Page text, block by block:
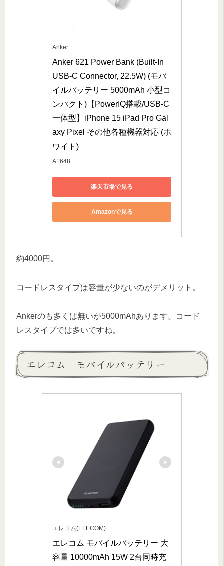
Anker
Anker 621 Power Bank (Built-In
USB-C Connector, 22.5W) (モバ
イルバッテリー 5000mAh 小型コ
ンパクト)【PowerIQ搭載/USB-C
一体型】iPhone 15 iPad Pro Gal
axy Pixel その他各種機器対応 (ホ
ワイト)
A1648
楽天市場で見る
Amazonで見る
約4000円。
コードレスタイプは容量が少ないのがデメリット。
Ankerのも多くは無いが5000mAhあります。コード
レスタイプでは多いですね。
エレコム モバイルバッテリー
エレコム(ELECOM)
エレコム モバイルバッテリー 大
容量 10000mAh 15W 2台同時充